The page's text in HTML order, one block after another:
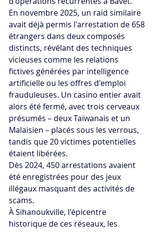
En novembre 2025, un raid similaire
avait déjà permis l'arrestation de 658
étrangers dans deux composés
distincts, révélant des techniques
vicieuses comme les relations
fictives générées par intelligence
artificielle ou les offres d'emploi
frauduleuses. Un casino entier avait
alors été fermé, avec trois cerveaux
présumés – deux Taïwanais et un
Malaisien – placés sous les verrous,
tandis que 20 victimes potentielles
étaient libérées.
Dès 2024, 450 arrestations avaient
été enregistrées pour des jeux
illégaux masquant des activités de
scams.
À Sihanoukville, l'épicentre
historique de ces réseaux, les